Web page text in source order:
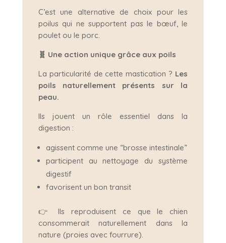
C’est une alternative de choix pour les
poilus qui ne supportent pas le bœuf, le
poulet ou le porc.
🧬 Une action unique grâce aux poils
La particularité de cette mastication ? Les
poils naturellement présents sur la
peau.
Ils jouent un rôle essentiel dans la
digestion :
agissent comme une “brosse intestinale”
participent au nettoyage du système
digestif
favorisent un bon transit
👉 Ils reproduisent ce que le chien
consommerait naturellement dans la
nature (proies avec fourrure).